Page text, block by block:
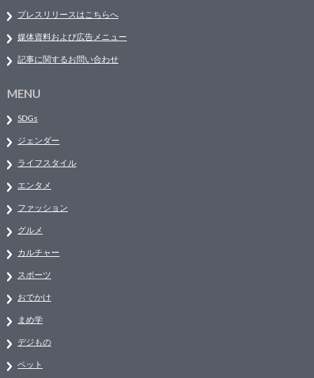
プレスリリースはこちらへ
媒体資料および広告メニュー
記事に関するお問い合わせ
MENU
SDGs
ジェンダー
ライフスタイル
エンタメ
ファッション
グルメ
カルチャー
スポーツ
おでかけ
まめ学
デジもの
ペット